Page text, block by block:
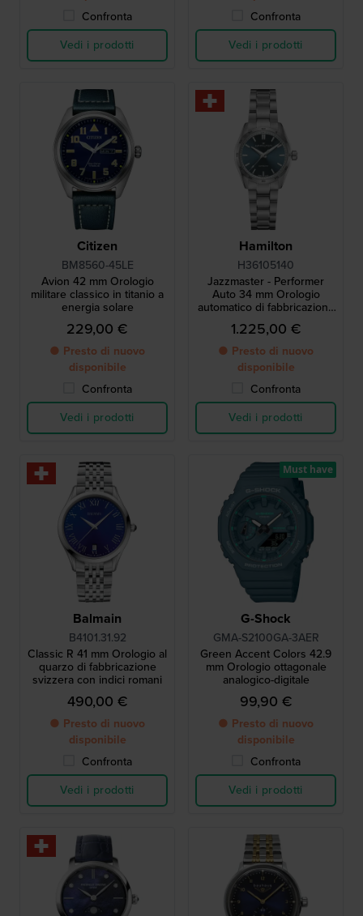
Confronta
Vedi i prodotti
Confronta
Vedi i prodotti
Citizen
BM8560-45LE
Avion 42 mm Orologio
militare classico in titanio a
energia solare
229,00 €
● Presto di nuovo
disponibile
Confronta
Vedi i prodotti
Hamilton
H36105140
Jazzmaster - Performer
Auto 34 mm Orologio
automatico di fabbricazione
svizzera con cassa da 34
mm
1.225,00 €
● Presto di nuovo
disponibile
Confronta
Vedi i prodotti
Balmain
B4101.31.92
Classic R 41 mm Orologio al
quarzo di fabbricazione
svizzera con indici romani
490,00 €
● Presto di nuovo
disponibile
Confronta
Vedi i prodotti
G-Shock
GMA-S2100GA-3AER
Green Accent Colors 42.9
mm Orologio ottagonale
analogico-digitale
99,90 €
● Presto di nuovo
disponibile
Confronta
Vedi i prodotti
Must have